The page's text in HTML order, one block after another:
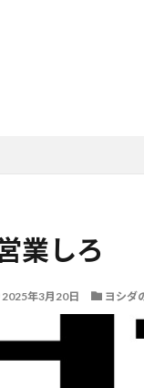
業しろ
2025年3月20日 ヨシダ